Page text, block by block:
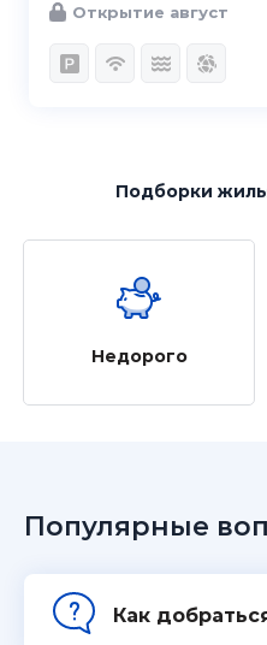
Открытие август
Подборки
Недорого
Популярные
Как